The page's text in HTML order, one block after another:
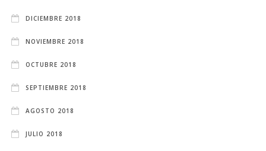
DICIEMBRE 2018
NOVIEMBRE 2018
OCTUBRE 2018
SEPTIEMBRE 2018
AGOSTO 2018
JULIO 2018